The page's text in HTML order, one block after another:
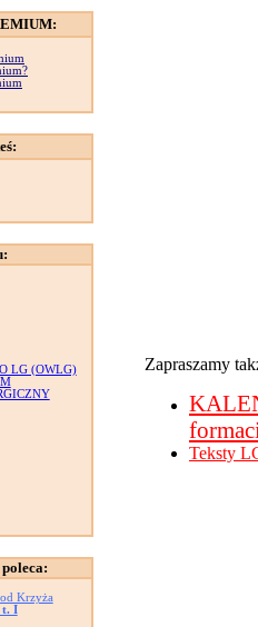
LG (OWLG)
Krzyża
t. I
Zapraszamy
Teksty